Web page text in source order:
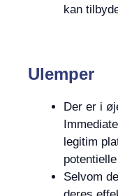
kan
Ulemper
Der er i
legitim
Selvom